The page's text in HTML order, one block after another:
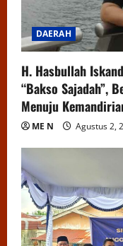
DAERAH
H. Hasbullah
“Bakso Sajadah”,
Menuju
ME N Agustus 2,